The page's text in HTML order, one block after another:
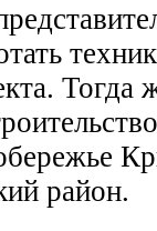
Тогда
район.